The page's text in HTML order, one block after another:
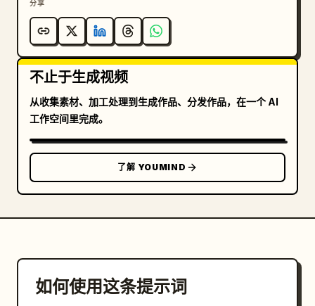
分享
不止于生成视频
从收集素材、加工处理到生成作品、分发作品，在一个 AI
工作空间里完成。
了解 YOUMIND
如何使用这条提示词